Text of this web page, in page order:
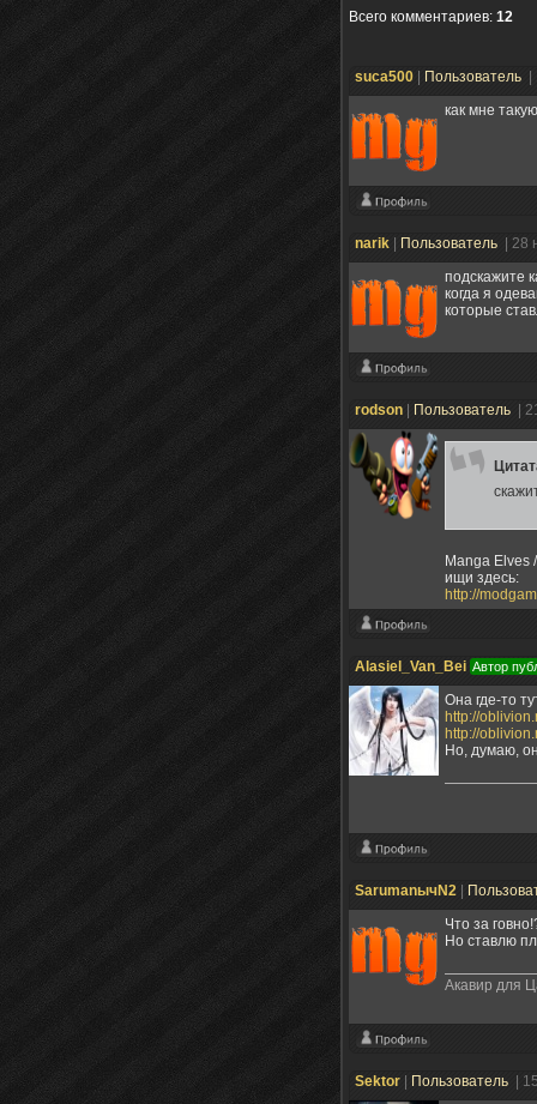
Всего комментариев: 12
suca500 Пользователь
как мне
narik Пользователь
| 28
подскажите
когда я
которые
rodson Пользователь |
Manga Elves
ищи здесь:
http://
Alasiel_Van_Bei Автор
Она где-то
http://
http://
Но, думаю,
SarumanычN2
Что за
Но ставлю
Акавир для
Sektor Пользователь
|